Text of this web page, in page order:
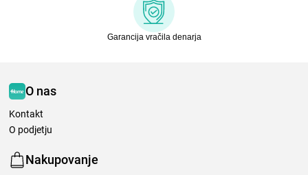
Garancija vračila denarja
O nas
Kontakt
O podjetju
Nakupovanje